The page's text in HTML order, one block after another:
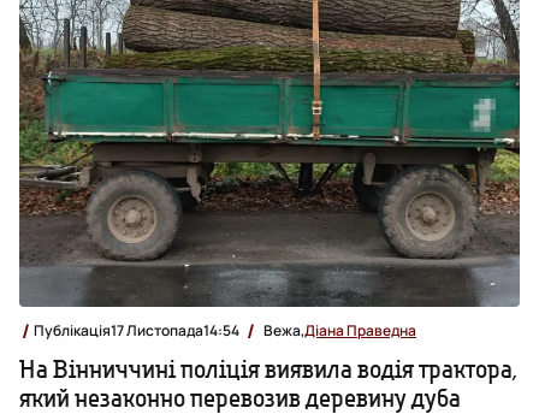
Публікація17 Листопада14:54 Вежа,Діана Праведна
На Вінниччині поліція виявила водія трактора,
який незаконно перевозив деревину дуба